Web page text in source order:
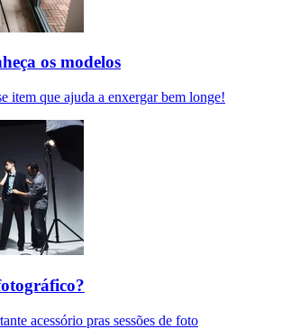
os modelos
item que ajuda a enxergar bem longe!
acessório pras sessões de foto